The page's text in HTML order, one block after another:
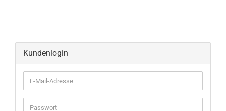
Kundenlogin
E-
Mail-
Adresse
Passwort